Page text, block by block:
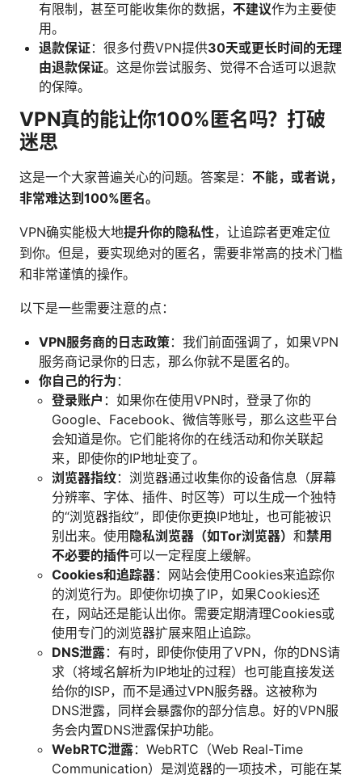
有限制，甚至可能收集你的数据， 不建议作为主要使
用。
退款保证：很多付费VPN提供30天或更长时间的无理
由退款保证。这是你尝试服务、觉得不合适可以退款
的保障。
VPN真的能让你100%匿名吗？打破
迷思
这是一个大家普遍关心的问题。答案是： 不能，或者说，
非常难达到100%匿名。
VPN确实能极大地提升你的隐私性，让追踪者更难定位
到你。但是，要实现绝对的匿名，需要非常高的技术门槛
和非常谨慎的操作。
以下是一些需要注意的点：
VPN服务商的日志政策：我们前面强调了，如果VPN
服务商记录你的日志，那么你就不是匿名的。
你自己的行为 ：
登录账户 ：如果你在使用VPN时，登录了你的
Google、Facebook、微信等账号，那么这些平台
会知道是你。它们能将你的在线活动和你关联起
来，即使你的IP地址变了。
浏览器指纹：浏览器通过收集你的设备信息（屏幕
分辨率、字体、插件、时区等）可以生成一个独特
的“浏览器指纹”，即使你更换IP地址，也可能被识
别出来。使用 隐私浏览器（如Tor浏览器） 和禁用
不必要的插件可以一定程度上缓解。
Cookies和追踪器：网站会使用Cookies来追踪你
的浏览行为。即使你切换了IP，如果Cookies还
在，网站还是能认出你。需要定期清理Cookies或
使用专门的浏览器扩展来阻止追踪。
DNS泄露：有时，即使你使用了VPN，你的DNS请
求（将域名解析为IP地址的过程）也可能直接发送
给你的ISP，而不是通过VPN服务器。这被称为
DNS泄露，同样会暴露你的部分信息。好的VPN服
务会内置DNS泄露保护功能。
WebRTC泄露：WebRTC（Web Real-Time
Communication）是浏览器的一项技术，可能在某